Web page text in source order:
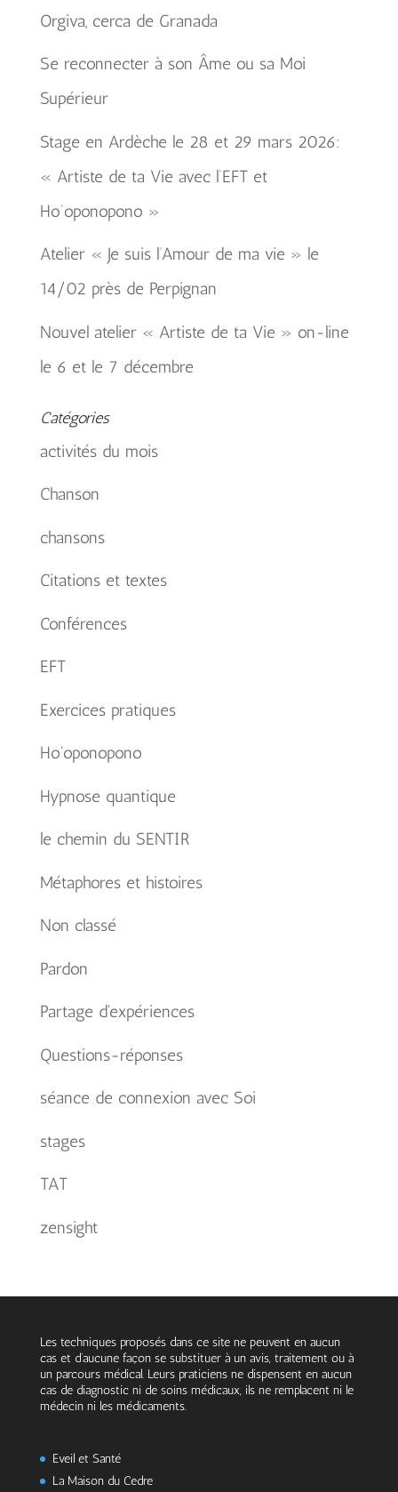
Orgiva, cerca de Granada
Se reconnecter à son Âme ou sa Moi
Supérieur
Stage en Ardèche le 28 et 29 mars 2026:
« Artiste de ta Vie avec l’EFT et
Ho’oponopono »
Atelier « Je suis l’Amour de ma vie » le
14/02 près de Perpignan
Nouvel atelier « Artiste de ta Vie » on-line
le 6 et le 7 décembre
Catégories
activités du mois
Chanson
chansons
Citations et textes
Conférences
EFT
Exercices pratiques
Ho'oponopono
Hypnose quantique
le chemin du SENTIR
Métaphores et histoires
Non classé
Pardon
Partage d'expériences
Questions-réponses
séance de connexion avec Soi
stages
TAT
zensight
Les techniques proposés dans ce site ne peuvent en aucun
cas et d’aucune façon se substituer à un avis, traitement ou à
un parcours médical. Leurs praticiens ne dispensent en aucun
cas de diagnostic ni de soins médicaux, ils ne remplacent ni le
médecin ni les médicaments.
Eveil et Santé
La Maison du Cedre